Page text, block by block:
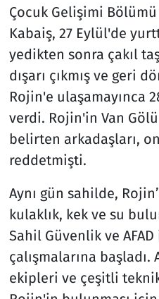
Çocuk Gelişimi Bölümü
Kabaiş, 27 Eylül'de
yedikten sonra çakıl
dışarı çıkmış ve geri
Rojin'e ulaşamayınca
verdi. Rojin'in Van
belirten arkadaşları,
reddetmişti.
Aynı gün sahilde,
kulaklık, kek ve su
Sahil Güvenlik ve
çalışmalarına
ekipleri ve çeşitli